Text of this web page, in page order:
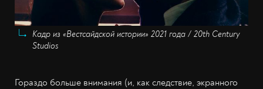
Кадр из «Вестсайдской истории» 2021 года / 20th Century
Studios
Гораздо больше внимания (и, как следствие, экранного